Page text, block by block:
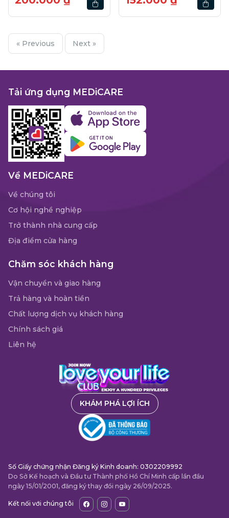
« Previous Next »
Tải ứng dụng MEDiCARE
Về MEDiCARE
Về chúng tôi
Cơ hội nghề nghiệp
Trở thành nhà cung cấp
Địa điểm cửa hàng
Chăm sóc khách hàng
Vận chuyển và giao hàng
Trả hàng và hoàn tiền
Chất lượng dịch vụ khách hàng
Chính sách giá
Liên hệ
KHÁM PHÁ LỢI ÍCH
Số Giấy chứng nhận Đăng ký Kinh doanh: 0302209992
Do Sở Kế hoạch và Đầu tư Thành phố Hồ Chí Minh cấp lần đầu
ngày 15/01/2001, đăng ký thay đổi ngày 26/09/2025.
Kết nối với chúng tôi